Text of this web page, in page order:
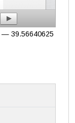
— 39.56640625